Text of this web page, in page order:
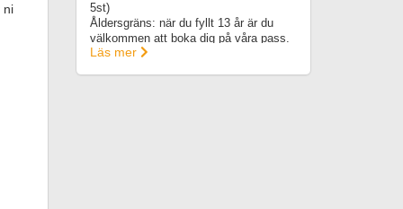
ni
5st)
Åldersgräns: när du fyllt 13 år är du
välkommen att boka dig på våra pass.
Varmt välkommen!
Läs mer